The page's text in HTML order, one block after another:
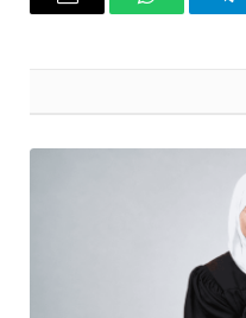
تيلقرام واتساب البريد